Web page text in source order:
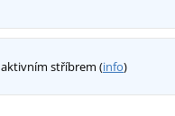
stříbrem (info)